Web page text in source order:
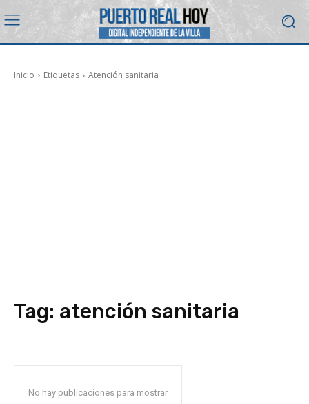
Inicio Etiquetas Atención sanitaria
Tag: atención sanitaria
No hay publicaciones para mostrar